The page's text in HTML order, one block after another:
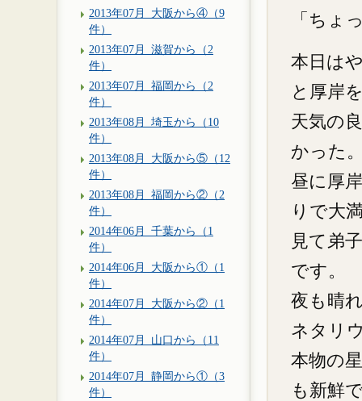
「ちょ
本日は
と厚岸
天気の
かった
昼に厚
りで大
見て弟
です。
夜も晴
ネタリ
本物の
も新鮮
2013年07月_大阪から④（9
件）
2013年07月_滋賀から（2
件）
2013年07月_福岡から（2
件）
2013年08月_埼玉から（10
件）
2013年08月_大阪から⑤（12
件）
2013年08月_福岡から②（2
件）
2014年06月_千葉から（1
件）
2014年06月_大阪から①（1
件）
2014年07月_大阪から②（1
件）
2014年07月_山口から（11
件）
2014年07月_静岡から①（3
件）